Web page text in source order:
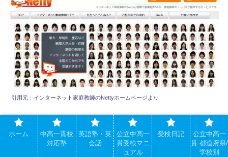
引用元：インターネット家庭教師のNettyホームページより
インターネット家庭教師のNettyは昭和58年創業の家庭教
師サービス大手のノーバスが提供するサービスです。
ホーム
中高一貫校
対応塾
英語塾・英
会話
公立中高一
貫受検マニ
ュアル
受検日記
公立中高一
貫 都道府県/
学校別